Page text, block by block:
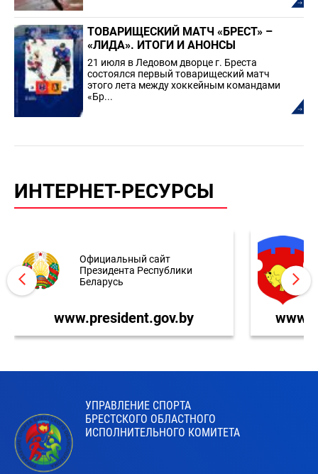
ТОВАРИЩЕСКИЙ МАТЧ «БРЕСТ» –
«ЛИДА». ИТОГИ И АНОНСЫ
21 июля в Ледовом дворце г. Бреста
состоялся первый товарищеский матч
этого лета между хоккейным командами
«Бр...
ИНТЕРНЕТ-РЕСУРСЫ
Официальный сайт
Президента Республики
Беларусь
www.president.gov.by
УПРАВЛЕНИЕ СПОРТА
БРЕСТСКОГО ОБЛАСТНОГО
ИСПОЛНИТЕЛЬНОГО КОМИТЕТА